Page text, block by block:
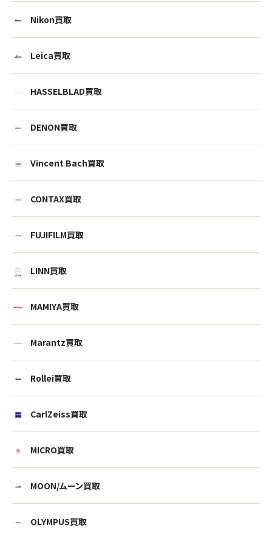
ウェブから1分
かんたん査定見積
Nikon買取
Leica買取
HASSELBLAD買取
DENON買取
Vincent Bach買取
CONTAX買取
FUJIFILM買取
LINN買取
MAMIYA買取
Marantz買取
Rollei買取
CarlZeiss買取
MICRO買取
MOON/ムーン買取
OLYMPUS買取